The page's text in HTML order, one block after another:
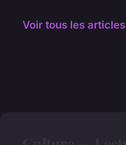
Voir tous les